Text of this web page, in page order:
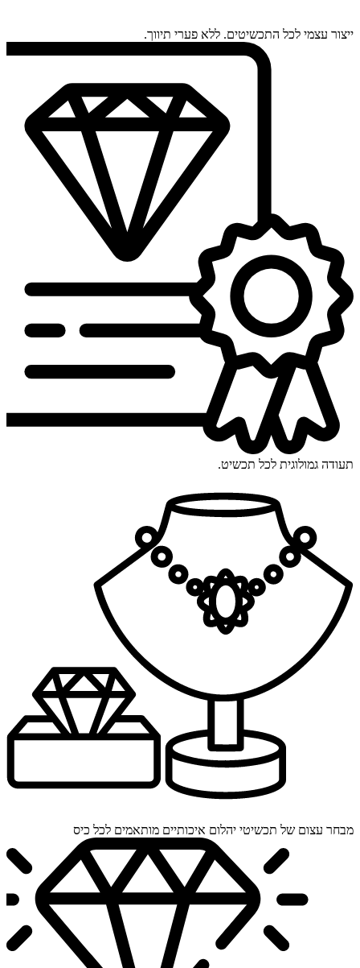
ייצור עצמי לכל התכשיטים. ללא פערי תיווך.
תעודה גמולוגית לכל תכשיט.
מבחר עצום של תכשיטי יהלום איכותיים מותאמים לכל כיס